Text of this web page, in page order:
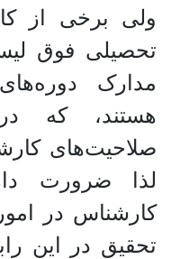
ولی برخی از
تحصیلی فوق
مدارک
هستند، که
صلاحیت‌های
لذا ضرورت
کارشناس در
تحقیق در این